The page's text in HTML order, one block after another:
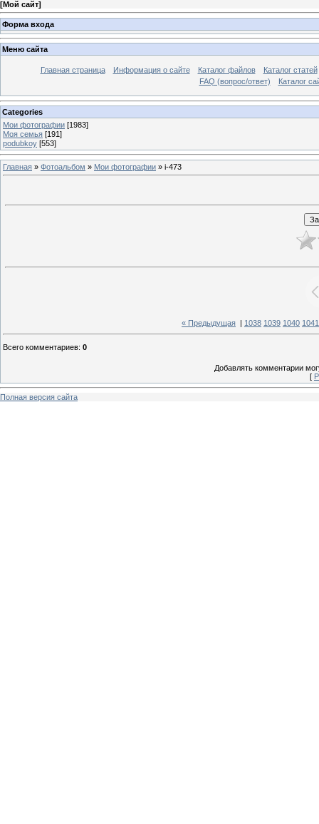
[Мой сайт]
Форма входа
Меню сайта
Главная страница Информация о сайте Каталог файлов
Каталог статей
FAQ (вопрос/ответ)
Каталог
Categories
Мои фотографии [1983]
Моя семья [191]
podubkoy [553]
Главная » Фотоальбом » Мои фотографии » i-473
« Предыдущая 1038 1039 1040 1041
Всего комментариев: 0
Добавлять комментарии
[
Полная версия сайта